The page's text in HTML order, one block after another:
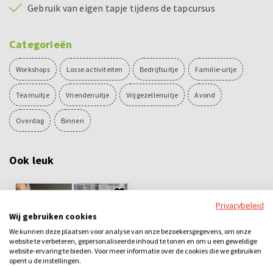
Gebruik van eigen tapje tijdens de tapcursus
Categorieën
Workshops Losse activiteiten Bedrijfsuitje Familie-uitje
Teamuitje Vriendenuitje Vrijgezellenuitje Avond
Overdag Binnen
Ook leuk
Privacybeleid
Wij gebruiken cookies
We kunnen deze plaatsen voor analyse van onze bezoekersgegevens, om onze
website te verbeteren, gepersonaliseerde inhoud te tonen en om u een geweldige
website-ervaring te bieden. Voor meer informatie over de cookies die we gebruiken
opent u de instellingen.